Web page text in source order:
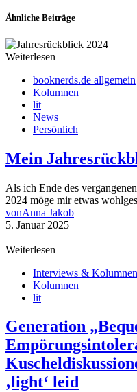
Ähnliche Beiträge
Weiterlesen
booknerds.de allgemein
Kolumnen
lit
News
Persönlich
Mein
Als ich Ende des
2024 möge mir etwas
vonAnna Jakob
5. Januar 2025
Weiterlesen
Interviews & Kolumnen
Kolumnen
lit
Generation
‚light‘ leid